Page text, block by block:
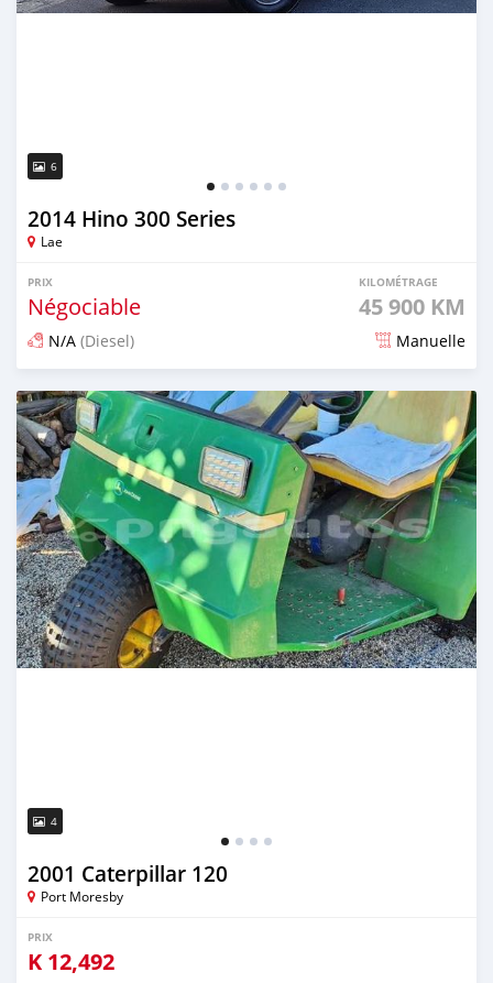
6
2014 Hino 300 Series
Lae
PRIX
Négociable
KILOMÉTRAGE
45 900 KM
N/A (Diesel) Manuelle
Publié il y a 3 mois
4
2001 Caterpillar 120
Port Moresby
PRIX
K 12,492